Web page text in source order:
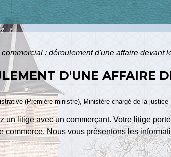
commercial : déroulement d'une affaire devant
D'UNE AFFAIRE
(Première ministre), Ministère chargé de la justice
un litige avec un commerçant. Votre litige
commerce. Nous vous présentons les